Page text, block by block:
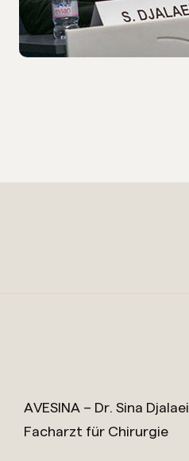
AVESINA – Dr. Sina Djalaei
Facharzt für Chirurgie